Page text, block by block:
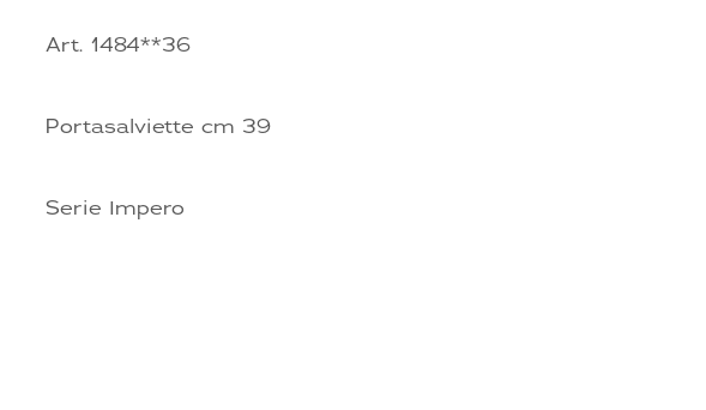
Art. 1484**36
Portasalviette cm 39
Serie Impero